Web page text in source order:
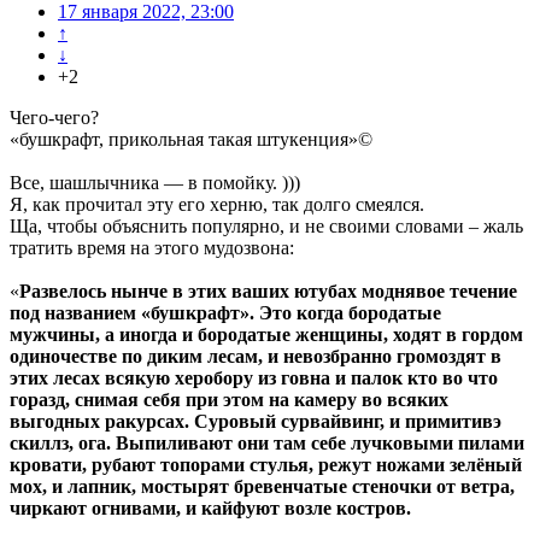
17 января 2022, 23:00
↑
↓
+2
Чего-чего?
«бушкрафт, прикольная такая штукенция»©
Все, шашлычника — в помойку. )))
Я, как прочитал эту его херню, так долго смеялся.
Ща, чтобы объяснить популярно, и не своими словами – жаль
тратить время на этого мудозвона:
«Развелось нынче в этих ваших ютубах моднявое течение
под названием «бушкрафт». Это когда бородатые
мужчины, а иногда и бородатые женщины, ходят в гордом
одиночестве по диким лесам, и невозбранно громоздят в
этих лесах всякую херобору из говна и палок кто во что
горазд, снимая себя при этом на камеру во всяких
выгодных ракурсах. Суровый сурвайвинг, и примитивэ
скиллз, ога. Выпиливают они там себе лучковыми пилами
кровати, рубают топорами стулья, режут ножами зелёный
мох, и лапник, мостырят бревенчатые стеночки от ветра,
чиркают огнивами, и кайфуют возле костров.